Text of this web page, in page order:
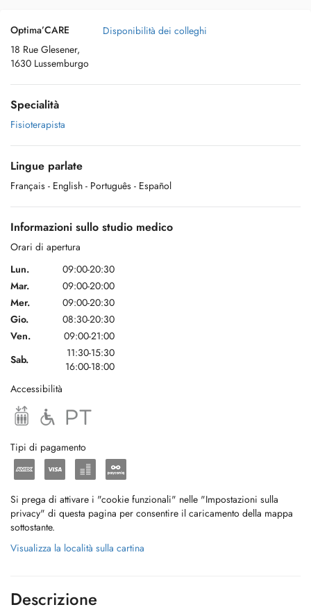
Optima’CARE
18 Rue Glesener,
1630 Lussemburgo
Disponibilità dei colleghi
Specialità
Fisioterapista
Lingue parlate
Français - English - Português - Español
Informazioni sullo studio medico
Orari di apertura
Lun.
09:00-20:30
Mar.
09:00-20:00
Mer.
09:00-20:30
Gio.
08:30-20:30
Ven.
09:00-21:00
Sab.
11:30-15:30
16:00-18:00
Accessibilità
Tipi di pagamento
Si prega di attivare i "cookie funzionali" nelle "Impostazioni sulla
privacy" di questa pagina per consentire il caricamento della mappa
sottostante.
Visualizza la località sulla cartina
Descrizione